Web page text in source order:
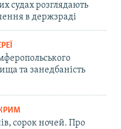
судах розглядають
в держзраді
та занедбаність
сорок ночей. Про